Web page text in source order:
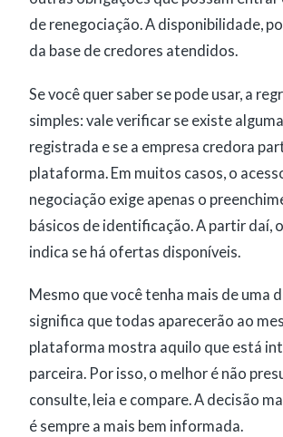
de renegociação. A disponibilidade,
da base de credores atendidos.
Se você quer saber se pode usar, a
simples: vale verificar se existe
registrada e se a empresa credora
plataforma. Em muitos casos, o
negociação exige apenas o
básicos de identificação. A partir daí,
indica se há ofertas disponíveis.
Mesmo que você tenha mais de uma
significa que todas aparecerão ao
plataforma mostra aquilo que está
parceira. Por isso, o melhor é não
consulte, leia e compare. A decisão
é sempre a mais bem informada.